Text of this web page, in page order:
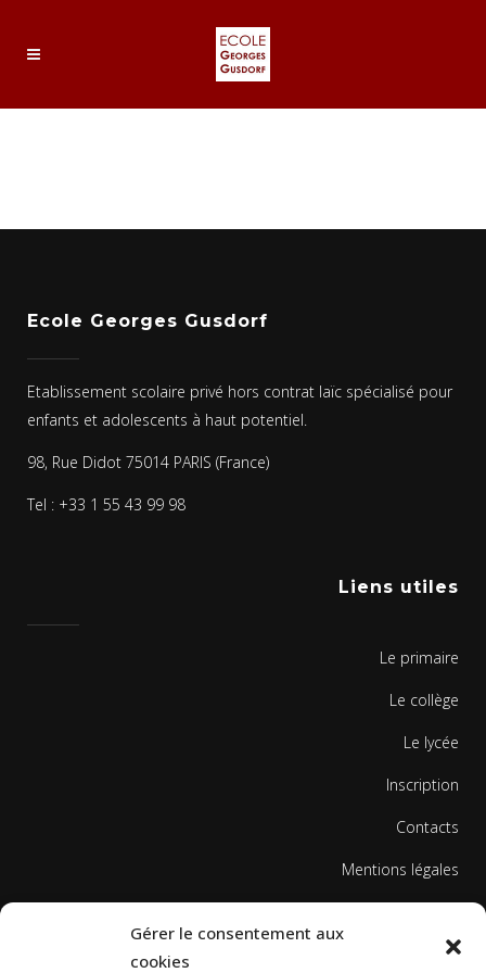
Gérer le consentement aux
cookies
Ecole Georges Gusdorf
Etablissement scolaire privé hors contrat laïc spécialisé pour
enfants et adolescents à haut potentiel.
98, Rue Didot 75014 PARIS (France)
Tel : +33 1 55 43 99 98
Liens utiles
Le primaire
Le collège
Le lycée
Inscription
Contacts
Mentions légales